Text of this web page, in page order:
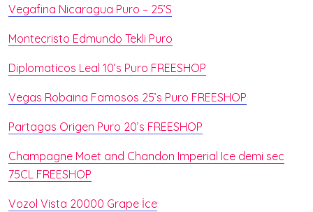
Vegafina Nicaragua Puro – 25’S
Montecristo Edmundo Tekli Puro
Diplomaticos Leal 10’s Puro FREESHOP
Vegas Robaina Famosos 25’s Puro FREESHOP
Partagas Origen Puro 20’s FREESHOP
Champagne Moet and Chandon Imperial Ice demi sec
75CL FREESHOP
Vozol Vista 20000 Grape İce